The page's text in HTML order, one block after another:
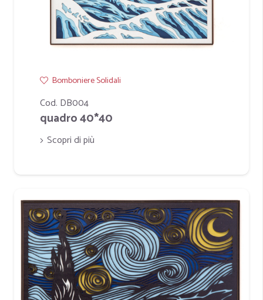
Bomboniere Solidali
Cod. DB004
quadro 40*40
Scopri di più